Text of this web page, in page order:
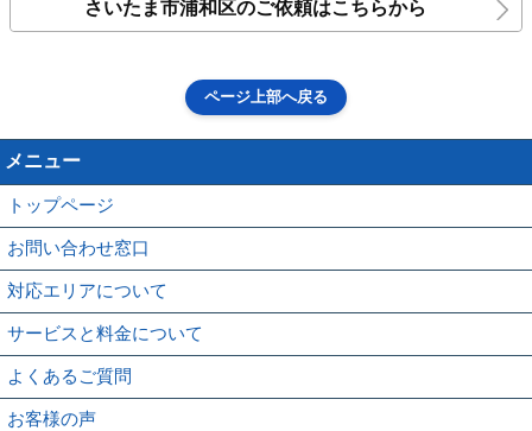
さいたま市浦和区のご依頼はこちらから
ページ上部へ戻る
メニュー
トップページ
お問い合わせ窓口
対応エリアについて
サービスと料金について
よくあるご質問
お客様の声